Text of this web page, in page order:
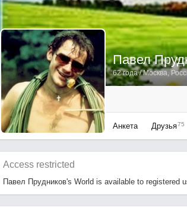
Павел
62 года/Москва,
Анкета Друзья75
Access restricted
Павел Прудников's World is available to registered